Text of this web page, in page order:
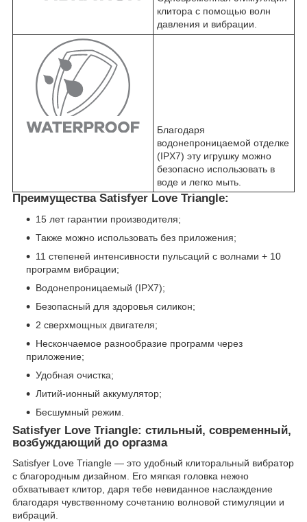
клитора с помощью волн
давления и вибрации.
Благодаря
водонепроницаемой отделке
(IPX7) эту игрушку можно
безопасно использовать в
воде и легко мыть.
Преимущества Satisfyer Love Triangle:
15 лет гарантии производителя;
Также можно использовать без приложения;
11 степеней интенсивности пульсаций с волнами + 10
программ вибрации;
Водонепроницаемый (IPX7);
Безопасный для здоровья силикон;
2 сверхмощных двигателя;
Нескончаемое разнообразие программ через
приложение;
Удобная очистка;
Литий-ионный аккумулятор;
Бесшумный режим.
Satisfyer Love Triangle: стильный, современный,
возбуждающий до оргазма
Satisfyer Love Triangle — это удобный клиторальный вибратор
с благородным дизайном. Его мягкая головка нежно
обхватывает клитор, даря тебе невиданное наслаждение
благодаря чувственному сочетанию волновой стимуляции и
вибраций.